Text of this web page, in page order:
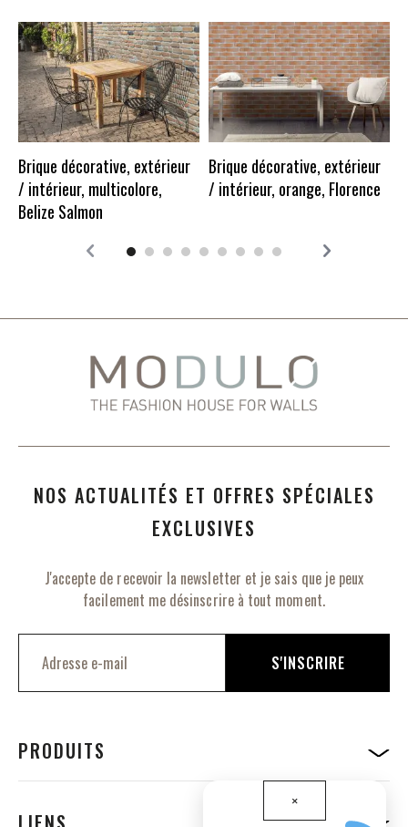
Brique décorative, extérieur
/ intérieur, multicolore,
Belize Salmon
Brique décorative, extérieur
/ intérieur, orange, Florence
NOS ACTUALITÉS ET OFFRES SPÉCIALES
EXCLUSIVES
J'accepte de recevoir la newsletter et je sais que je peux
facilement me désinscrire à tout moment.
I
c
p
t
i
n
S'INSCRIRE
PRODUITS
×